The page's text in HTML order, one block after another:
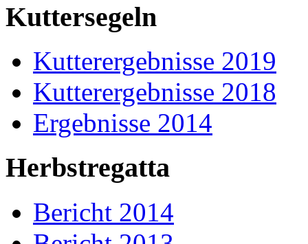
Kuttersegeln
Kutterergebnisse 2019
Kutterergebnisse 2018
Ergebnisse 2014
Herbstregatta
Bericht 2014